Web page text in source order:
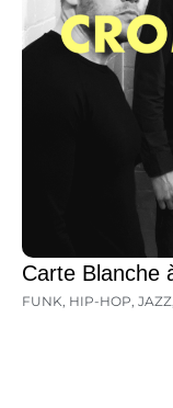
Carte Blanche
FUNK, HIP-HOP, JAZZ,